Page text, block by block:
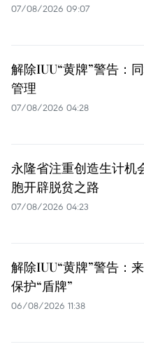
07/08/2026 09:07
解除IUU“黄牌”警告：
管理
07/08/2026 04:28
永隆省注重创造生计机
胞开辟脱贫之路
07/08/2026 04:23
解除IUU“黄牌”警告：
保护“盾牌”
06/08/2026 11:38